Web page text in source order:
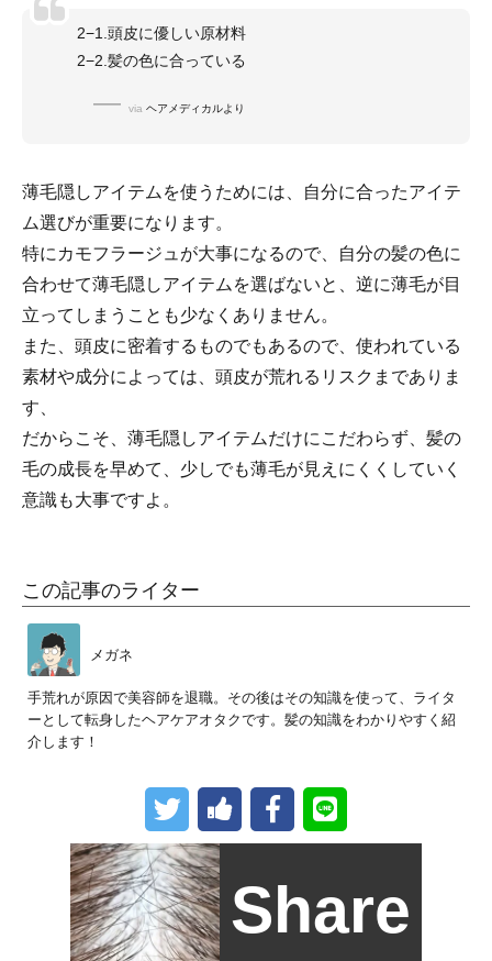
2−1.頭皮に優しい原材料
2−2.髪の色に合っている
via ヘアメディカルより
薄毛隠しアイテムを使うためには、自分に合ったアイテ
ム選びが重要になります。
特にカモフラージュが大事になるので、自分の髪の色に
合わせて薄毛隠しアイテムを選ばないと、逆に薄毛が目
立ってしまうことも少なくありません。
また、頭皮に密着するものでもあるので、使われている
素材や成分によっては、頭皮が荒れるリスクまでありま
す、
だからこそ、薄毛隠しアイテムだけにこだわらず、髪の
毛の成長を早めて、少しでも薄毛が見えにくくしていく
意識も大事ですよ。
この記事のライター
メガネ
手荒れが原因で美容師を退職。その後はその知識を使って、ライタ
ーとして転身したヘアケアオタクです。髪の知識をわかりやすく紹
介します！
Share